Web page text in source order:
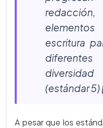
redacción,
escritura
(estándar 5)
A pesar que los